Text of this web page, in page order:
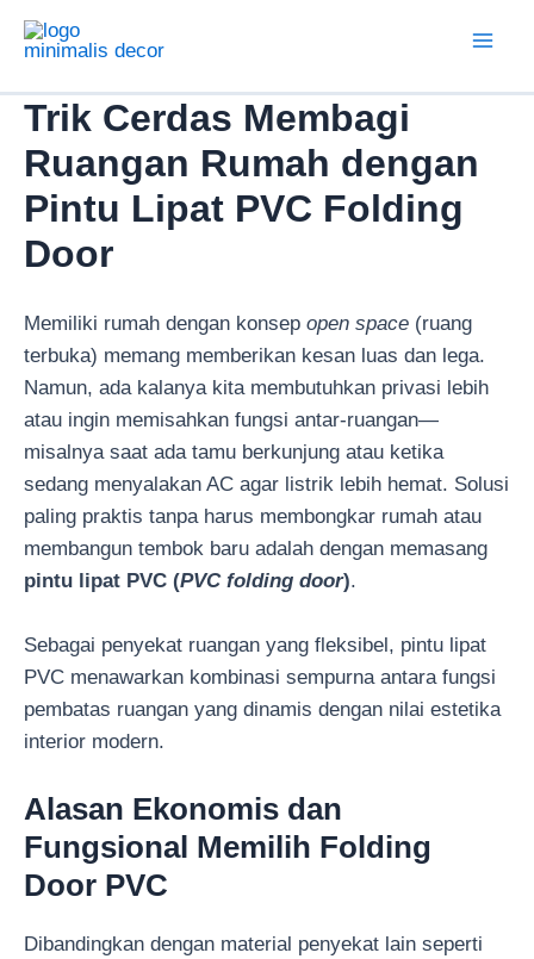
Lewati
Trik Cerdas Membagi
Ruangan Rumah dengan
Pintu Lipat PVC Folding
Door
Memiliki rumah dengan konsep open space (ruang
terbuka) memang memberikan kesan luas dan lega.
Namun, ada kalanya kita membutuhkan privasi lebih
atau ingin memisahkan fungsi antar-ruangan—
misalnya saat ada tamu berkunjung atau ketika
sedang menyalakan AC agar listrik lebih hemat. Solusi
paling praktis tanpa harus membongkar rumah atau
membangun tembok baru adalah dengan memasang
pintu lipat PVC (PVC folding door).
Sebagai penyekat ruangan yang fleksibel, pintu lipat
PVC menawarkan kombinasi sempurna antara fungsi
pembatas ruangan yang dinamis dengan nilai estetika
interior modern.
Alasan Ekonomis dan
Fungsional Memilih Folding
Door PVC
Dibandingkan dengan material penyekat lain seperti